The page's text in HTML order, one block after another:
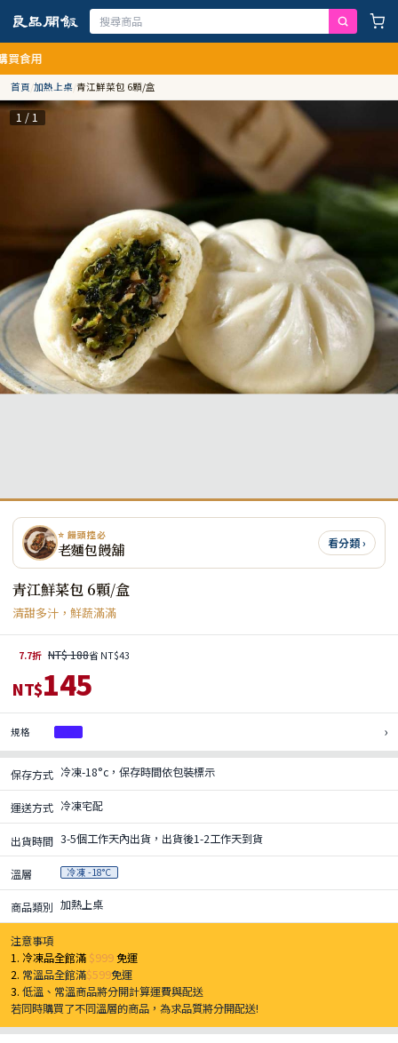
首頁/加熱上桌/青江鮮菜包 6顆/盒
1 / 1
⭐ 饅頭控必
老麵包饅舖 看分類 ›
青江鮮菜包 6顆/盒
清甜多汁，鮮蔬滿滿
7.7折 NT$ 188省 NT$43
NT$145
規格 ›
保存方式 冷凍-18°c，保存時間依包裝標示
運送方式 冷凍宅配
出貨時間 3-5個工作天內出貨，出貨後1-2工作天到貨
溫層 冷凍 -18°C
商品類別 加熱上桌
注意事項
1. 冷凍品全館滿 $999免運
2. 常溫品全館滿$599免運
3.低溫、常溫商品將分開計算運費與配送
若同時購買了不同溫層的商品，為求品質將分開配送!